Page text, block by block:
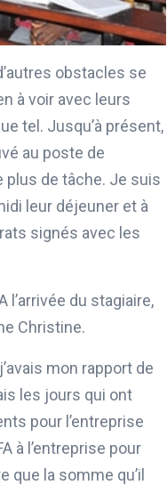
obstacles se
à voir avec leurs
tel. Jusqu’à présent,
au poste de
plus de tâche. Je suis
leur déjeuner et à
signés avec les
du stagiaire,
Christine.
mon rapport de
les jours qui ont
pour l’entreprise
à l’entreprise pour
que la somme qu’il